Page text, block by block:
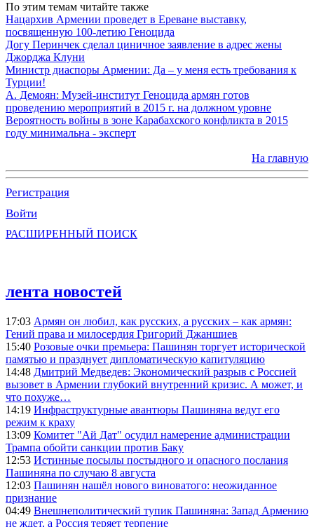
По этим темам читайте также
Нацархив Армении проведет в Ереване выставку,
посвященную 100-летию Геноцида
Догу Перинчек сделал циничное заявление в адрес жены
Джорджа Клуни
Министр диаспоры Армении: Да – у меня есть требования к
Турции!
А. Демоян: Музей-институт Геноцида армян готов
проведению мероприятий в 2015 г. на должном уровне
Вероятность войны в зоне Карабахского конфликта в 2015
году минимальна - эксперт
На главную
Регистрация
Войти
РАСШИРЕННЫЙ ПОИСК
лента новостей
17:03 Армян он любил, как русских, а русских – как армян:
Гений права и милосердия Григорий Джаншиев
15:40 Розовые очки премьера: Пашинян торгует исторической
памятью и празднует дипломатическую капитуляцию
14:48 Дмитрий Медведев: Экономический разрыв с Россией
вызовет в Армении глубокий внутренний кризис. А может, и
что похуже…
14:19 Инфраструктурные авантюры Пашиняна ведут его
режим к краху
13:09 Комитет "Ай Дат" осудил намерение администрации
Трампа обойти санкции против Баку
12:53 Истинные посылы постыдного и опасного послания
Пашиняна по случаю 8 августа
12:03 Пашинян нашёл нового виноватого: неожиданное
признание
04:49 Внешнеполитический тупик Пашиняна: Запад Армению
не ждет, а Россия теряет терпение